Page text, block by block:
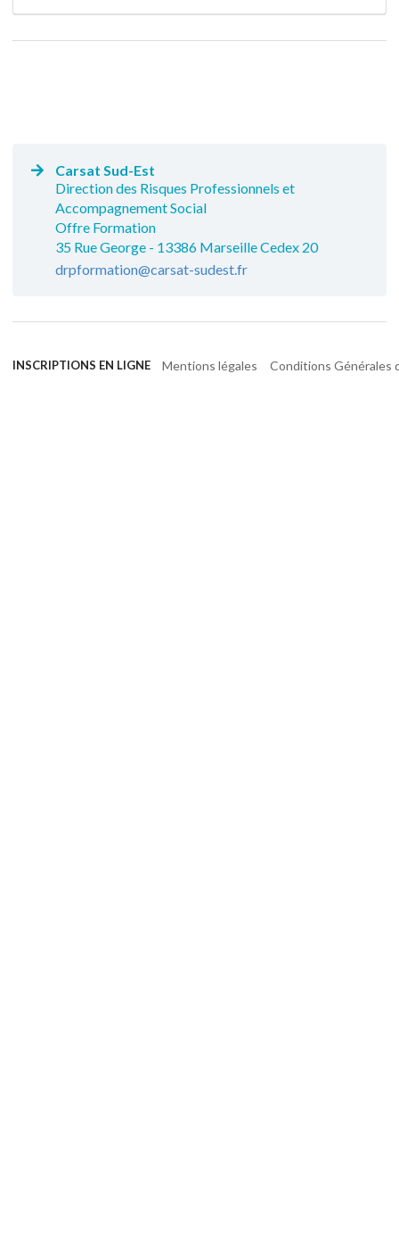
Carsat Sud-Est
Direction des Risques Professionnels et
Accompagnement Social
Offre Formation
35 Rue George - 13386 Marseille Cedex 20
drpformation@carsat-sudest.fr
INSCRIPTIONS EN LIGNE Mentions légales Conditions Générales